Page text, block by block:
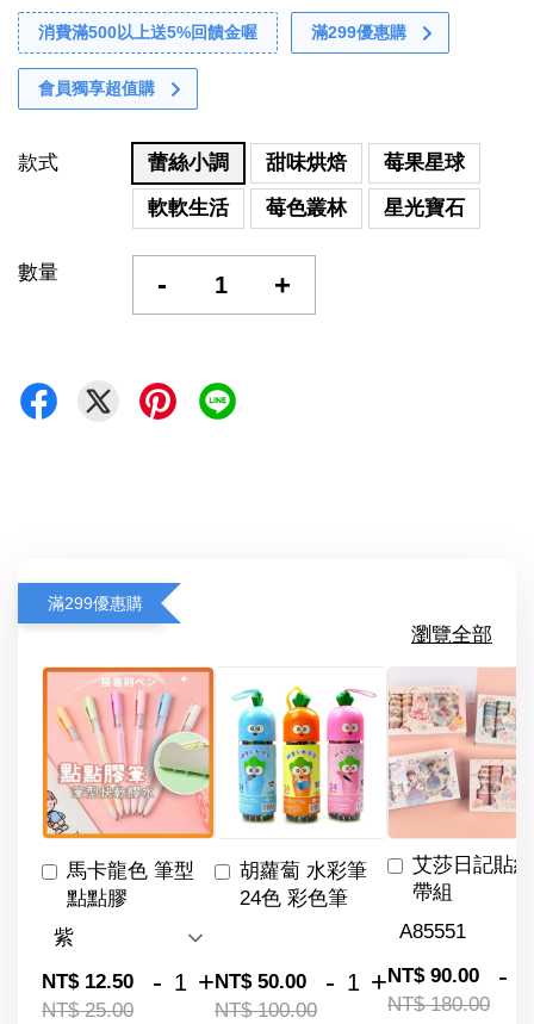
消費滿500以上送5%回饋金喔 滿299優惠購
會員獨享超值購
款式 蕾絲小調 甜味烘焙
莓果星球
軟軟生活
莓色叢林 星光寶石
數量 - +
滿299優惠購
瀏覽全部
馬卡龍色 筆型
點點膠
NT$ 12.50
NT$ 25.00
- +
胡蘿蔔 水彩筆
24色 彩色筆
NT$ 50.00
NT$ 100.00
- +
艾莎日記貼
帶組
NT$ 90.00
NT$ 180.00
-